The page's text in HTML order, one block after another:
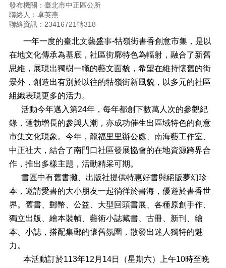
識
中
正
關
介
紹
鄰
資
訊
政
府
公
開
開
放
資
發布機關：臺北市中正區公所
聯絡人：卓英燕
聯絡資訊：23416721轉318
一年一度的臺北文藝盛事-牯嶺街書香創意市集，是以
在地文化傳承為基底，社區街廓特色為輻射，融合了新舊
思維，展現出獨樹一幟的藝文面貌，希望在維持懷舊的街
景外，創造出有別於以往的牯嶺街新風貌，以多元的社區
組織表現更多的活力。
活動今年邁入第24年，每年都創下數萬人次的參觀紀
錄，蓬勃增長的參與人潮，亦成功催生出區域特色的創意
市集文化現象。今年，龍福里里辦公處、南海藝工作室、
中正社大，結合了南門口社區發展協會的在地資源跨界合
作，推出多樣主題，活動精采可期。
書區中有舊書攤、出版社提供特惠好書與絕版夢幻珍
本，邀請愛書的大小朋友一起徜徉於書海，優遊於書香世
界。舊書、郵幣、公益、大型回頭書展、各種原創手作、
獨立出版、繪本裝幀、藝術小誌藏書、古冊、新刊、繪
本、小誌，搭配集郵的懷舊氛圍，散發出迷人獨特的魅
力。
本活動訂於113年12月14日（星期六）上午10時至晚